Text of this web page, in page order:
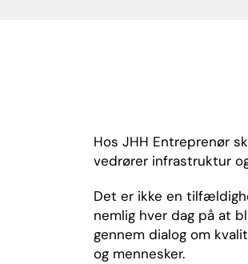
Hos JHH Entreprenør
vedrører infrastruktur
Det er ikke en
nemlig hver dag på at
gennem dialog om
og mennesker.